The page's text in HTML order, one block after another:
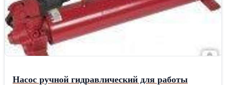
Насос ручной гидравлический для работы